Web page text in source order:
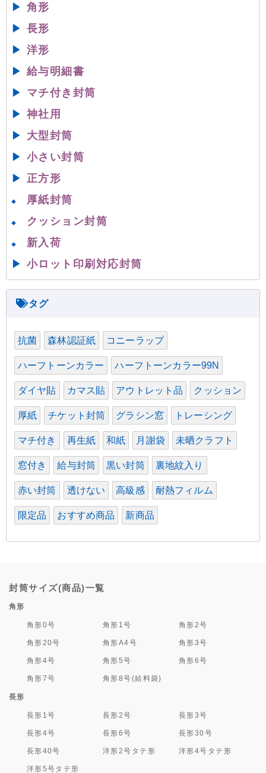
▶ 角形
▶ 長形
▶ 洋形
▶ 給与明細書
▶ マチ付き封筒
▶ 神社用
▶ 大型封筒
▶ 小さい封筒
▶ 正方形
◆ 厚紙封筒
◆ クッション封筒
◆
新入荷
▶ 小ロット印刷対応封筒
抗菌 森林認証紙 コニーラップ
ハーフトーンカラー ハーフトーンカラー99N
ダイヤ貼 カマス貼 アウトレット品 クッション
厚紙 チケット封筒 グラシン窓 トレーシング
マチ付き 再生紙 和紙 月謝袋 未晒クラフト
窓付き 給与封筒 黒い封筒 裏地紋入り
赤い封筒 透けない 高級感 耐熱フィルム
限定品 おすすめ商品 新商品
封筒サイズ(商品)一覧
角形
角形0号 角形1号 角形2号
角形20号 角形A4号 角形3号
角形4号 角形5号 角形6号
角形7号 角形8号(給料袋)
長形
長形1号 長形2号 長形3号
長形4号 長形6号 長形30号
長形40号 洋形2号タテ形 洋形4号タテ形
洋形5号タテ形